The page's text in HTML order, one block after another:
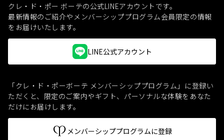
クレ・ド・ポー ボーテの公式LINEアカウントです。
最新情報のご紹介やメンバーシッププログラム会員限定の情報
をお届けいたします。
LINE公式アカウント
「クレ・ド・ポーボーテ メンバーシッププログラム」に登録い
ただくと、 限定のご案内やギフト、パーソナルな体験をあなた
だけにお届けします。
メンバーシッププログラムに登録